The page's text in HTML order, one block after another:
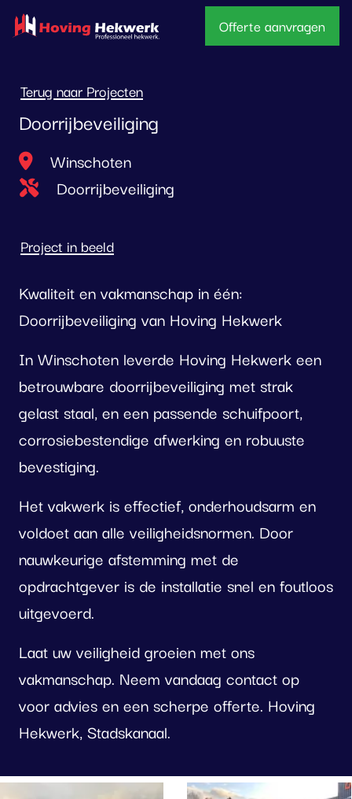
overslaan
Offerte aanvragen
Terug naar Projecten
Doorrijbeveiliging
Locatie
Winschoten
Type project
Doorrijbeveiliging
Project in beeld
Kwaliteit en vakmanschap in één:
Doorrijbeveiliging van Hoving Hekwerk
In Winschoten leverde Hoving Hekwerk een
betrouwbare doorrijbeveiliging met strak
gelast staal, en een passende schuifpoort,
corrosiebestendige afwerking en robuuste
bevestiging.
Het vakwerk is effectief, onderhoudsarm en
voldoet aan alle veiligheidsnormen. Door
nauwkeurige afstemming met de
opdrachtgever is de installatie snel en foutloos
uitgevoerd.
Laat uw veiligheid groeien met ons
vakmanschap. Neem vandaag contact op
voor advies en een scherpe offerte. Hoving
Hekwerk, Stadskanaal.